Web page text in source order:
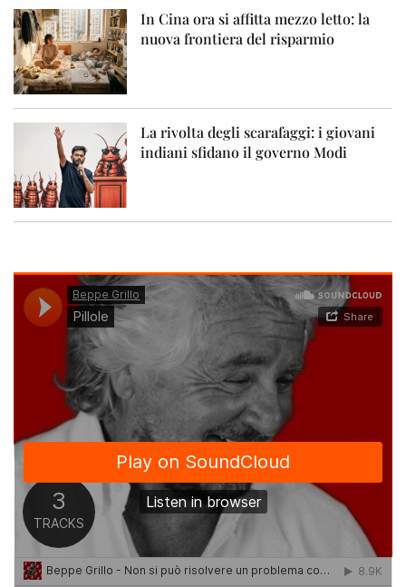
In Cina ora si affitta mezzo letto: la
nuova frontiera del risparmio
La rivolta degli scarafaggi: i giovani
indiani sfidano il governo Modi